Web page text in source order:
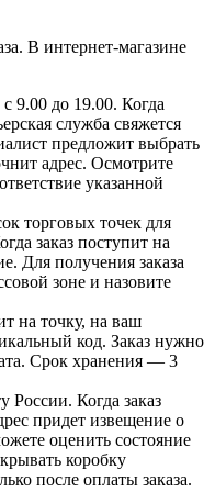
В интернет-магазине
с 9.00 до 19.00. Когда
служба свяжется
предложит выбрать
адрес. Осмотрите
указанной
торговых точек для
заказ поступит на
Для получения заказа
зоне и назовите
на точку, на ваш
код. Заказ нужно
Срок хранения — 3
России. Когда заказ
придет извещение о
оценить состояние
коробку
после оплаты заказа.